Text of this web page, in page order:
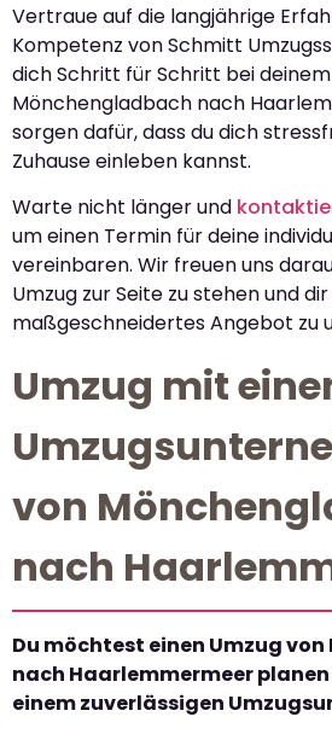
Vertraue auf die langjährige
Kompetenz von Schmitt
dich Schritt für Schritt bei
Mönchengladbach nach
sorgen dafür, dass du dich
Zuhause einleben kannst.
Warte nicht länger und
um einen Termin für deine
vereinbaren. Wir freuen uns
Umzug zur Seite zu stehen und
maßgeschneidertes Angebot zu
Umzug mit
von
nach
Du möchtest einen Umzug
nach Haarlemmermeer
einem zuverlässigen